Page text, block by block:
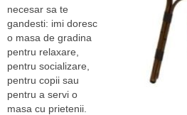
necesar sa te
gandesti: imi doresc
o masa de gradina
pentru relaxare,
pentru socializare,
pentru copii sau
pentru a servi o
masa cu prietenii.